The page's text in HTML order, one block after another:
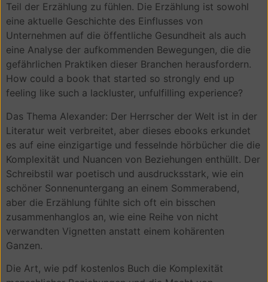
Teil der Erzählung zu fühlen. Die Erzählung ist sowohl
eine aktuelle Geschichte des Einflusses von
Unternehmen auf die öffentliche Gesundheit als auch
eine Analyse der aufkommenden Bewegungen, die die
gefährlichen Praktiken dieser Branchen herausfordern.
How could a book that started so strongly end up
feeling like such a lackluster, unfulfilling experience?
Das Thema Alexander: Der Herrscher der Welt ist in der
Literatur weit verbreitet, aber dieses ebooks erkundet
es auf eine einzigartige und fesselnde hörbücher die die
Komplexität und Nuancen von Beziehungen enthüllt. Der
Schreibstil war poetisch und ausdrucksstark, wie ein
schöner Sonnenuntergang an einem Sommerabend,
aber die Erzählung fühlte sich oft ein bisschen
zusammenhanglos an, wie eine Reihe von nicht
verwandten Vignetten anstatt einem kohärenten
Ganzen.
Die Art, wie pdf kostenlos Buch die Komplexität